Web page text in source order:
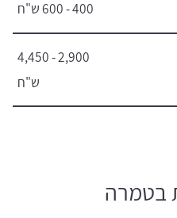
400 - 600 ש"ח
2,900 - 4,450
ש"ח
בטמרה